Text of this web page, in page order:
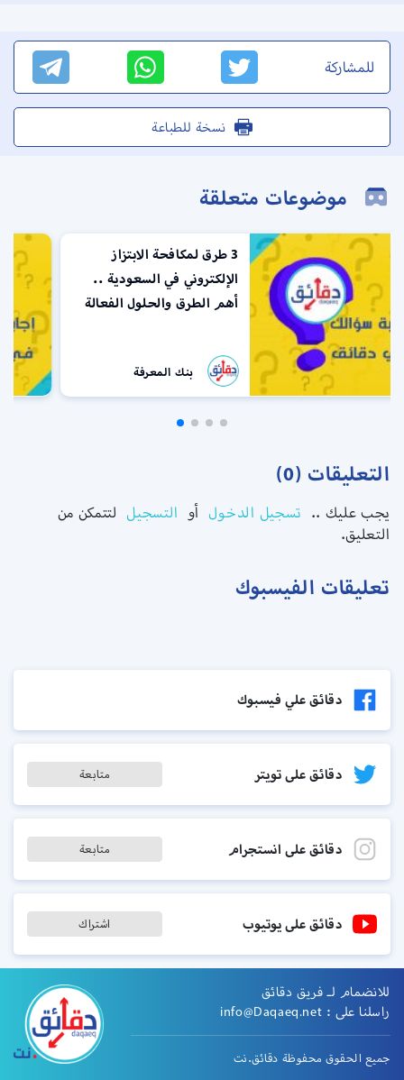
للمشاركة
نسخة للطباعة
موضوعات متعلقة
كم رسوم امتحان هيئة
التخصصات الصحية في
السعودية | طريقة التسجيل في
بنك المعرفة
التعليقات (0)
يجب عليك .. تسجيل الدخول أو التسجيل لتتمكن من
التعليق.
تعليقات الفيسبوك
دقائق علي فيسبوك
دقائق على تويتر متابعة
دقائق على انستجرام متابعة
دقائق على يوتيوب اشتراك
للانضمام لـ فريق دقائق
راسلنا على : info@Daqaeq.net
جميع الحقوق محفوظة دقائق.نت